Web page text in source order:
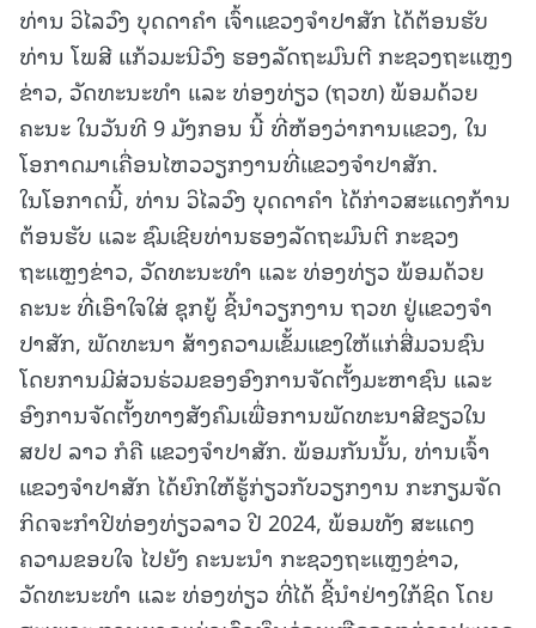
ທ່ານ ວິໄລວົງ ບຸດດາຄຳ ເຈົ້າແຂວງຈຳປາສັກ ໄດ້ຕ້ອນຮັບ
ທ່ານ ໂພສີ ແກ້ວມະນີວົງ ຮອງລັດຖະມົນຕີ ກະຊວງຖະແຫຼງ
ຂ່າວ, ວັດທະນະທຳ ແລະ ທ່ອງທ່ຽວ (ຖວທ) ພ້ອມດ້ວຍ
ຄະນະ ໃນວັນທີ 9 ມັງກອນ ນີ້ ທີ່ຫ້ອງວ່າການແຂວງ, ໃນ
ໂອກາດມາເຄື່ອນໄຫວວຽກງານທີ່ແຂວງຈຳປາສັກ.
ໃນໂອກາດນີ້, ທ່ານ ວິໄລວົງ ບຸດດາຄຳ ໄດ້ກ່າວສະແດງກ້ານ
ຕ້ອນຮັບ ແລະ ຊົມເຊີຍທ່ານຮອງລັດຖະມົນຕີ ກະຊວງ
ຖະແຫຼງຂ່າວ, ວັດທະນະທຳ ແລະ ທ່ອງທ່ຽວ ພ້ອມດ້ວຍ
ຄະນະ ທີ່ເອົາໃຈໃສ່ ຊຸກຍູ້ ຊີ້ນຳວຽກງານ ຖວທ ຢູ່ແຂວງຈຳ
ປາສັກ, ພັດທະນາ ສ້າງຄວາມເຂັ້ມແຂງໃຫ້ແກ່ສື່ມວນຊົນ
ໂດຍການມີສ່ວນຮ່ວມຂອງອົງການຈັດຕັ້ງມະຫາຊົນ ແລະ
ອົງການຈັດຕັ້ງທາງສັງຄົມເພື່ອການພັດທະນາສີຂຽວໃນ
ສປປ ລາວ ກໍຄື ແຂວງຈຳປາສັກ. ພ້ອມກັນນັ້ນ, ທ່ານເຈົ້າ
ແຂວງຈຳປາສັກ ໄດ້ຍົກໃຫ້ຮູ້ກ່ຽວກັບວຽກງານ ກະກຽມຈັດ
ກິດຈະກຳປີທ່ອງທ່ຽວລາວ ປີ 2024, ພ້ອມທັງ ສະແດງ
ຄວາມຂອບໃຈ ໄປຍັງ ຄະນະນຳ ກະຊວງຖະແຫຼງຂ່າວ,
ວັດທະນະທຳ ແລະ ທ່ອງທ່ຽວ ທີ່ໄດ້ ຊີ້ນໍາຢ່າງໃກ້ຊິດ ໂດຍ